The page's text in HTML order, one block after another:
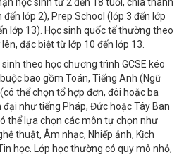
lớp 2), Prep School (lớp 3 đến lớp
lớp 13). Học sinh quốc tế thường theo
đặc biệt từ lớp 10 đến lớp 13.
theo học chương trình GCSE kéo
bao gồm Toán, Tiếng Anh (Ngữ
thể chọn tổ hợp đơn, đôi hoặc ba
như tiếng Pháp, Đức hoặc Tây Ban
thể lựa chọn các môn tự chọn như
thuật, Âm nhạc, Nhiếp ảnh, Kịch
học. Lớp học thường có quy mô nhỏ,